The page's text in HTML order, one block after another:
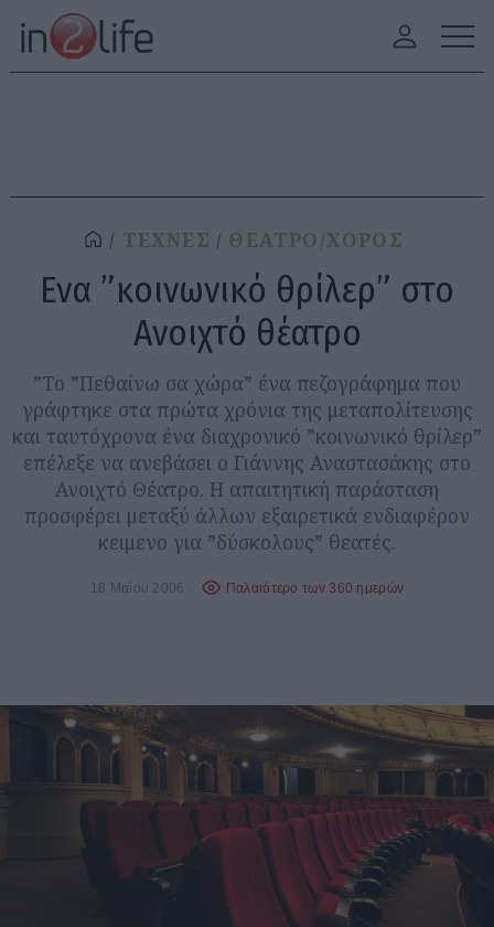
ΤΕΧΝΕΣ ΘΕΑΤΡΟ/ΧΟΡΟΣ
Ενα ”κοινωνικό θρίλερ” στο
Ανοιχτό θέατρο
”Το ”Πεθαίνω σα χώρα” ένα πεζογράφημα που
γράφτηκε στα πρώτα χρόνια της μεταπολίτευσης
και ταυτόχρονα ένα διαχρονικό ”κοινωνικό θρίλερ”
επέλεξε να ανεβάσει ο Γιάννης Αναστασάκης στο
Ανοιχτό Θέατρο. Η απαιτητική παράσταση
προσφέρει μεταξύ άλλων εξαιρετικά ενδιαφέρον
κειμενο για ”δύσκολους” θεατές.
18 Μαΐου 2006 Παλαιότερο των 360 ημερών